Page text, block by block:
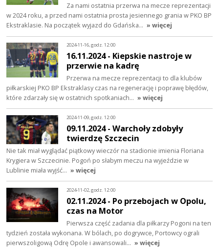
Za nami ostatnia przerwa na mecze reprezentacji
w 2024 roku, a przed nami ostatnia prosta jesiennego grania w PKO BP
Ekstraklasie. Na początek wyjazd do Gdańska… » więcej
2024-11-16, godz. 12:00
16.11.2024 - Kiepskie nastroje w
przerwie na kadrę
Przerwa na mecze reprezentacji to dla klubów
piłkarskiej PKO BP Ekstraklasy czas na regenerację i poprawę błędów,
które zdarzały się w ostatnich spotkaniach… » więcej
2024-11-09, godz. 12:00
09.11.2024 - Warchoły zdobyły
twierdzę Szczecin
Nie tak miał wyglądać piątkowy wieczór na stadionie imienia Floriana
Krygiera w Szczecinie. Pogoń po słabym meczu na wyjeździe w
Lublinie miała wyjść… » więcej
2024-11-02, godz. 12:00
02.11.2024 - Po przebojach w Opolu,
czas na Motor
Pierwsza część zadania dla piłkarzy Pogoni na ten
tydzień została wykonana. W bólach, po dogrywce, Portowcy ograli
pierwszoligową Odrę Opole i awansowali… » więcej